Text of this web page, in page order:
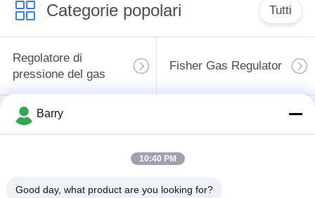
Categorie popolari Tutti
Regolatore di
pressione del gas
Fisher Gas Regulator
Moltiplicatore di
pressione
Valvola a sfera
Barry
10:40 PM
Good day, what product are you looking for?